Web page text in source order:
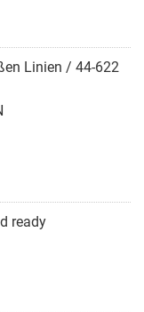
Linien / 44-622
ready